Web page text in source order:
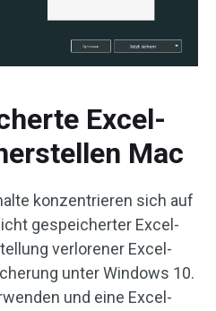
Excel-
Mac
konzentrieren sich auf
gespeicherter Excel-
verlorener Excel-
unter Windows 10.
und eine Excel-